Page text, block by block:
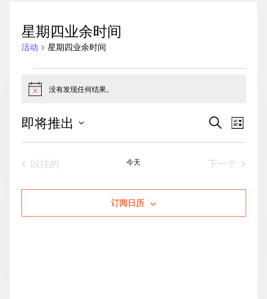
星期四业余时间
活动 星期四业余时间
动
通
没有发现任何结果。
活
动
搜
索
和
图
搜
事
件
图
导
列
表
即将推出
日
以往的活动 今天 下一个 活动
订阅日历